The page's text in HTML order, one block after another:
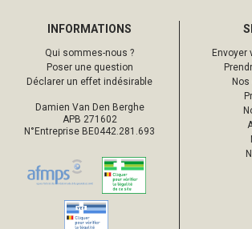
INFORMATIONS
Qui sommes-nous ?
Poser une question
Déclarer un effet indésirable
Damien Van Den Berghe
APB 271602
N°Entreprise BE0442.281.693
Envoyer